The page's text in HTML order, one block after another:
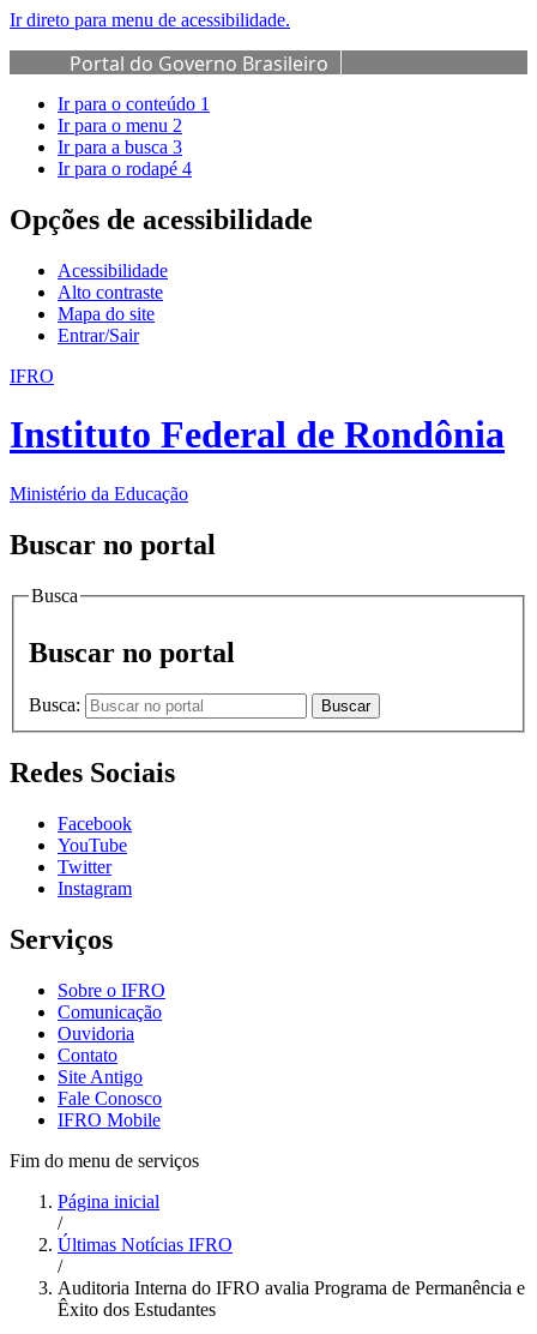
Ir direto para menu de acessibilidade.
Portal do Governo Brasileiro
Ir para o conteúdo 1
Ir para o menu 2
Ir para a busca 3
Ir para o rodapé 4
Opções de acessibilidade
Acessibilidade
Alto contraste
Mapa do site
Entrar/Sair
IFRO
Instituto Federal de Rondônia
Ministério da Educação
Buscar no portal
Busca
Buscar no portal
Busca: Buscar
Redes Sociais
Facebook
YouTube
Twitter
Instagram
Serviços
Sobre o IFRO
Comunicação
Ouvidoria
Contato
Site Antigo
Fale Conosco
IFRO Mobile
Fim do menu de serviços
Página inicial
/
Últimas Notícias IFRO
/
Auditoria Interna do IFRO avalia Programa de Permanência e
Êxito dos Estudantes